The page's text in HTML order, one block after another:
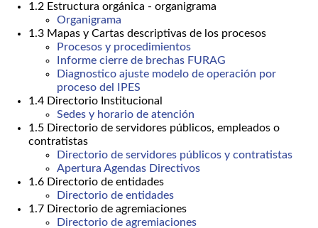
1.2 Estructura orgánica - organigrama
Organigrama
1.3 Mapas y Cartas descriptivas de los procesos
Procesos y procedimientos
Informe cierre de brechas FURAG
Diagnostico ajuste modelo de operación por
proceso del IPES
1.4 Directorio Institucional
Sedes y horario de atención
1.5 Directorio de servidores públicos, empleados o
contratistas
Directorio de servidores públicos y contratistas
Apertura Agendas Directivos
1.6 Directorio de entidades
Directorio de entidades
1.7 Directorio de agremiaciones
Directorio de agremiaciones